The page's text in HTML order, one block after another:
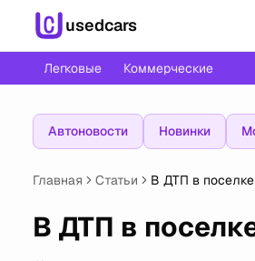
usedcars
Легковые Коммерческие
Автоновости Новинки
Главная Статьи В ДТП в
В ДТП в